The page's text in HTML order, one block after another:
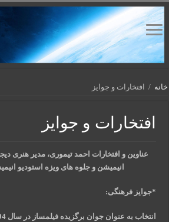
خانه / افتخارات و جوایز
افتخارات و جوایز
عناوین و افتخارات احمد تیموری،مدیر هنری
انیمیشن و جلوه های ویزه استودیو
*جوایز فرهنگی: